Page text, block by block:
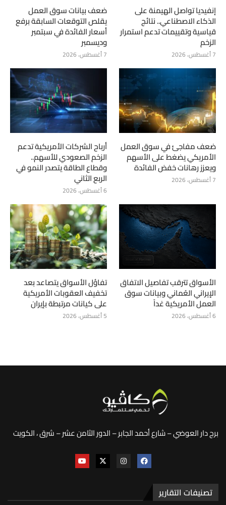
إنفيديا تواصل الهيمنة على
الذكاء الاصطناعي.. نتائج
قياسية وتقييمات تدعم استمرار
الزخم
7 أغسطس، 2026
ضعف بيانات سوق العمل
يقلص التوقعات السابقة برفع
أسعار الفائدة في سبتمبر
وديسمبر
7 أغسطس، 2026
ضعف مفاجئ في سوق العمل
الأمريكي يضغط على الأسهم
ويعزز رهانات خفض الفائدة
7 أغسطس، 2026
أرباح الشركات الأمريكية تدعم
الزخم الصعودي للأسهم..
وقطاع الطاقة يتصدر النمو في
الربع الثاني
6 أغسطس، 2026
الأسواق تترقب تفاصيل الاتفاق
الإيراني العُماني وبيانات سوق
العمل الأمريكية غداً
6 أغسطس، 2026
تفاؤل الأسواق يتصاعد بعد
تخفيف العقوبات الأمريكية
على كيانات مرتبطة بإيران
5 أغسطس، 2026
برج دار العوضي – شارع أحمد الجابر – الدور الثامن عشر – شرق ، الكويت
تصنيفات التقارير